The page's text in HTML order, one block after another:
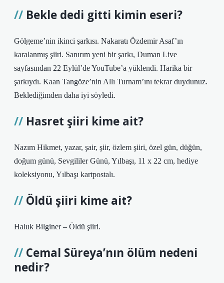
Bekle dedi gitti kimin eseri?
Gölgeme’nin ikinci şarkısı. Nakaratı Özdemir Asaf’ın
karalanmış şiiri. Sanırım yeni bir şarkı, Duman Live
sayfasından 22 Eylül’de YouTube’a yüklendi. Harika bir
şarkıydı. Kaan Tangöze’nin Allı Turnam’ını tekrar duydunuz.
Beklediğimden daha iyi söyledi.
Hasret şiiri kime ait?
Nazım Hikmet, yazar, şair, şiir, özlem şiiri, özel gün, düğün,
doğum günü, Sevgililer Günü, Yılbaşı, 11 x 22 cm, hediye
koleksiyonu, Yılbaşı kartpostalı.
Öldü şiiri kime ait?
Haluk Bilginer – Öldü şiiri.
Cemal Süreya’nın ölüm nedeni
nedir?